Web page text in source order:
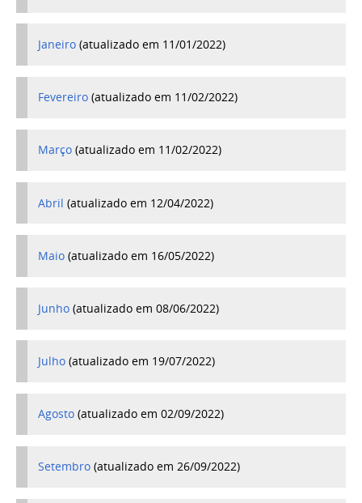
Janeiro (atualizado em 11/01/2022)
Fevereiro (atualizado em 11/02/2022)
Março (atualizado em 11/02/2022)
Abril (atualizado em 12/04/2022)
Maio (atualizado em 16/05/2022)
Junho (atualizado em 08/06/2022)
Julho (atualizado em 19/07/2022)
Agosto (atualizado em 02/09/2022)
Setembro (atualizado em 26/09/2022)